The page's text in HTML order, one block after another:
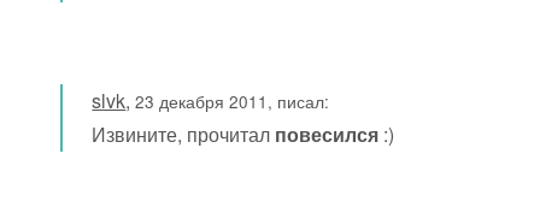
slvk,23 декабря 2011, писал:
Извините, прочитал повесился :)